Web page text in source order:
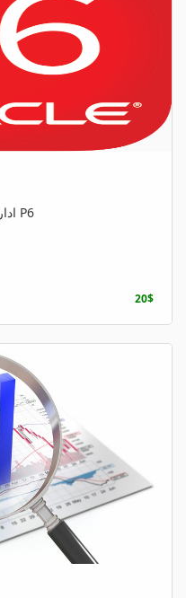
ادارة المشاريع بواسطة برنامج بريمافيرا P6
20$